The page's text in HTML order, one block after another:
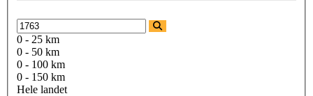
0 - 25 km
0 - 50 km
0 - 100 km
0 - 150 km
Hele landet